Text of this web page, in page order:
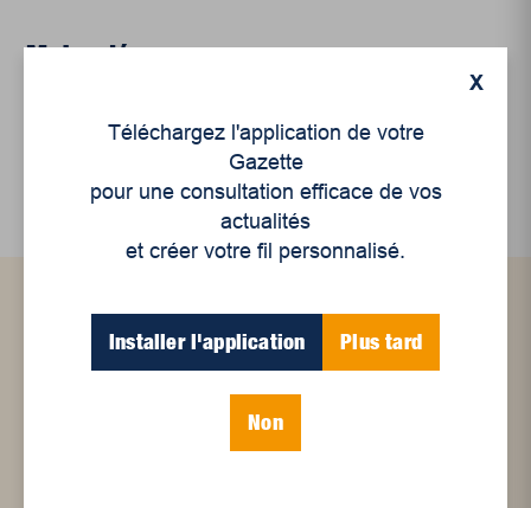
Mots-clés
coopérative
Articles connexes
X
Téléchargez l'application de votre
Gazette
pour une consultation efficace de vos
actualités
et créer votre fil personnalisé.
Installer l'application Plus tard
Non